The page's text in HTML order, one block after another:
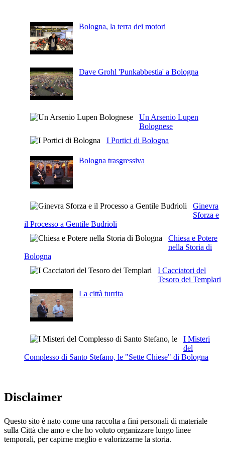
Bologna, la terra dei motori
Dave Grohl 'Punkabbestia' a Bologna
Un Arsenio Lupen
Bolognese
I Portici di Bologna
Bologna trasgressiva
Ginevra
Sforza e
il Processo a Gentile Budrioli
Chiesa e Potere
nella Storia di
Bologna
I Cacciatori del
Tesoro dei Templari
La città turrita
I Misteri
del
Complesso di Santo Stefano, le "Sette Chiese" di Bologna
Disclaimer
Questo sito è nato come una raccolta a fini personali di materiale
sulla Città che amo e che ho voluto organizzare lungo linee
temporali, per capirne meglio e valorizzarne la storia.